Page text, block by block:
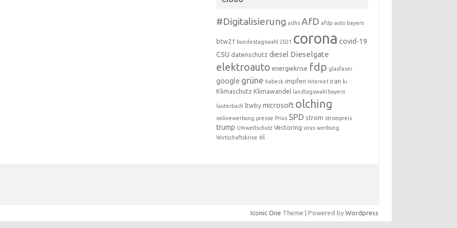
#Digitalisierung adhs AfD afdp auto bayern
btw21 bundestagswahl 2021 corona covid-19
CSU datenschutz diesel Dieselgate
elektroauto energiekrise fdp glasfaser
google grüne habeck impfen Internet iran ki
Klimaschutz Klimawandel landtagswahl bayern
lauterbach ltwby microsoft olching
onlinewerbung presse Prius SPD strom strompreis
trump Umweltschutz Vectoring virus werbung
Wirtschaftskrise öl
Iconic One Theme | Powered by Wordpress